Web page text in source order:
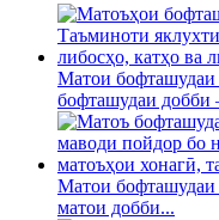
Матои бофташудаи
бофташудаи
Матои бофташудаи
матои добби...